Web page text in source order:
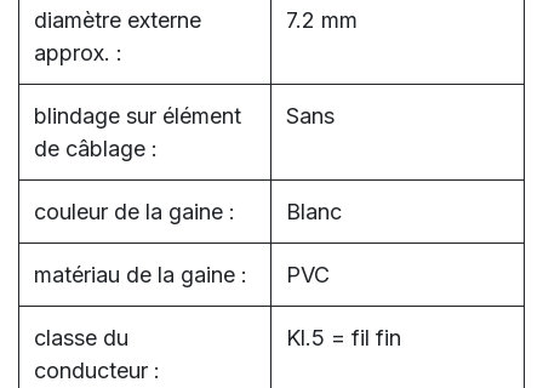
diamètre externe
approx. :
7.2 mm
blindage sur élément
de câblage :
Sans
couleur de la gaine : Blanc
matériau de la gaine : PVC
classe du
conducteur :
Kl.5 = fil fin